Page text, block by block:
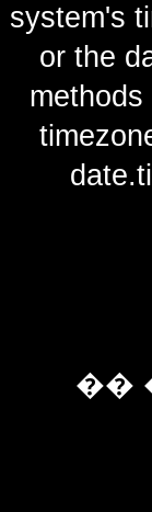
system's
or the
��